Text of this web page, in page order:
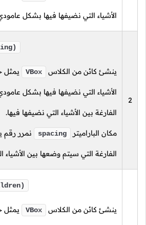
الأشياء التي نضيفها فيها بشكل
2
ينشئ كائن من الكلاس VBox يمثل
الأشياء التي نضيفها فيها بشكل
الفارغة بين الأشياء التي نضيفها فيها.
مكان الباراميتر spacing نمرر
الفارغة التي سيتم وضعها بين الأشياء
ينشئ كائن من الكلاس VBox يمثل